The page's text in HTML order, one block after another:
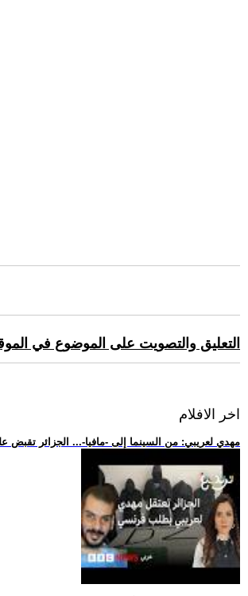
التعليق والتصويت على الموضوع في
اخر الافلام
.. مهدي لعريبي: من السينما إلى -مافيا-... الجزائر تقبض